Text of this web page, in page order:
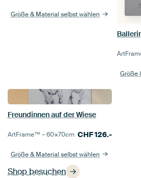
Shop besuchen
Größe & Material selbst wählen
Größe
Freundinnen auf der Wiese
ArtFrame™ –60×70cm CHF126.-
Größe & Material selbst wählen